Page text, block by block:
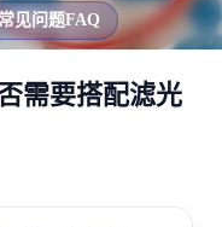
见问题FAQ
需要搭配滤光